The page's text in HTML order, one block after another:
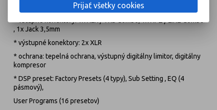
* vstupné konektory: 1x XLR / TRS Combo, 1x HI-Z / LINE Combo
, 1x Jack 3,5mm
* výstupné konektory: 2x XLR
* ochrana: tepelná ochrana, výstupný digitálny limitor, digitálny
kompresor
* DSP preset: Factory Presets (4 typy), Sub Setting , EQ (4
pásmový),
User Programs (16 presetov)
Prijať všetky cookies